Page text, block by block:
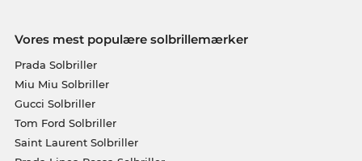
Vores mest populære solbrillemærker
Prada Solbriller
Miu Miu Solbriller
Gucci Solbriller
Tom Ford Solbriller
Saint Laurent Solbriller